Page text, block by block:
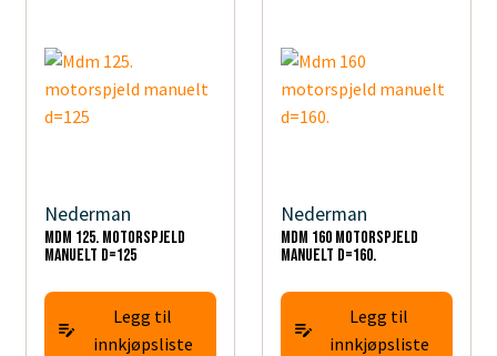
Nederman
Mdm 125. motorspjeld
manuelt d=125
Legg til
innkjøpsliste
Nederman
Mdm 160 motorspjeld
manuelt d=160.
Legg til
innkjøpsliste